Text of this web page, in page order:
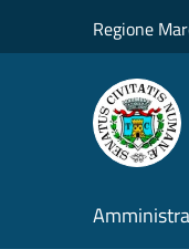
Regione